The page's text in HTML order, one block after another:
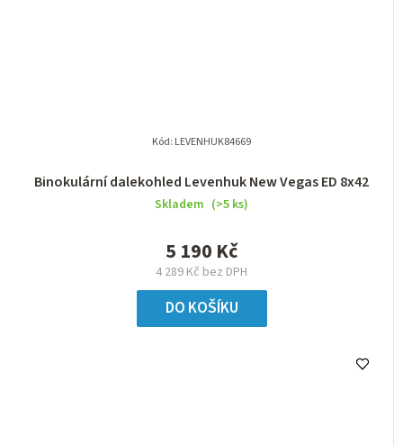
Binokulární dalekohled Levenhuk New Vegas ED 8x42
Skladem (>5 ks)
4 289 Kč bez DPH
5 190 Kč
DO KOŠÍKU
Kód: LEVENHUK84669